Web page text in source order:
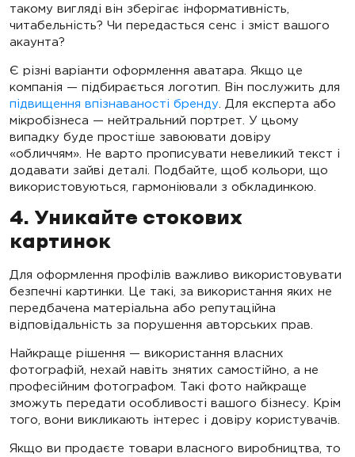
такому вигляді він зберігає інформативність,
читабельність? Чи передасться сенс і зміст вашого
акаунта?
Є різні варіанти оформлення аватара. Якщо це
компанія — підбирається логотип. Він послужить для
підвищення впізнаваності бренду . Для експерта або
мікробізнеса — нейтральний портрет. У цьому
випадку буде простіше завоювати довіру
«обличчям». Не варто прописувати невеликий текст і
додавати зайві деталі. Подбайте, щоб кольори, що
використовуються, гармоніювали з обкладинкою.
4. Уникайте стокових
картинок
Для оформлення профілів важливо використовувати
безпечні картинки. Це такі, за використання яких не
передбачена матеріальна або репутаційна
відповідальність за порушення авторських прав.
Найкраще рішення — використання власних
фотографій, нехай навіть знятих самостійно, а не
професійним фотографом. Такі фото найкраще
зможуть передати особливості вашого бізнесу. Крім
того, вони викликають інтерес і довіру користувачів.
Якщо ви продаєте товари власного виробництва, то